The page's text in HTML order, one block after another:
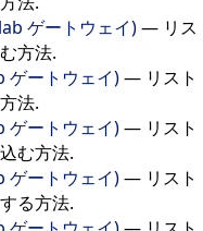
ゲートウェイ)— リス
方法.
ゲートウェイ)— リスト
法.
ゲートウェイ)— リスト
む方法.
ゲートウェイ)— リスト
る方法.